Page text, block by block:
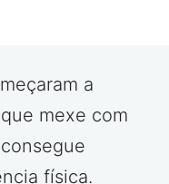
a
mexe com
física.